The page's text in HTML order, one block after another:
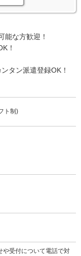
能な方歓迎！
！
タン派遣登録OK！
ト制)
や受付について電話で対